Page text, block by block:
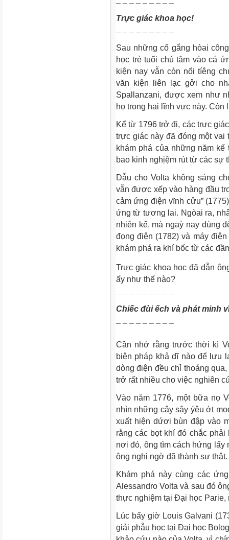
¯ ¯ ¯ ¯ ¯ ¯ ¯ ¯ ¯
Trực giác khoa học!
¯ ¯ ¯ ¯ ¯ ¯ ¯ ¯ ¯
Sau những cố gắng hòai
học trẻ tuổi chú tâm vào cá
kiện nay vẫn còn nổi tíêng
văn kiện liên lạc gởi cho
Spallanzani, được xem như
họ trong hai lĩnh vực này. Còn
Kể từ 1796 trở đi, các trực
trực giác này đã đóng một
khám phá của những năm
bao kinh nghịệm rút từ các
Dẫu cho Volta không sáng
vẫn được xếp vào hàng đầu
cảm ứng điện vĩnh cửu”
ứng từ tương lai. Ngòai ra,
nhiên kế, mà ngaỳ nay dùng
đọng điện (1782) và máy
khám phá ra khí bốc từ các
Trực giác khọa học đã dẫn
ấy như thế nào?
¯ ¯ ¯ ¯ ¯ ¯ ¯ ¯ ¯
Chiếc đùi ếch và phát minh
¯ ¯ ¯ ¯ ¯ ¯ ¯ ¯ ¯
Cần nhớ rằng trước thời kì
biện pháp khả dĩ nào để lưu
dòng điện đều chỉ thoáng
trở rất nhiều cho việc nghiên
Vào năm 1776, một bữa nọ
nhìn những cây sậy ýêu ớt
xuất hiện dứơi bùn đập vào
rằng các bọt khí đó chắc
nơi đó, ông tìm cách hứng
ông nghi ngờ đã thành sự thật.
Khám phá này cùng các
Alessandro Volta và sau đó
thực nghiệm tại Đại học Parie,
Lúc bấy giờ Louis Galvani
giải phẫu học tại Đại học